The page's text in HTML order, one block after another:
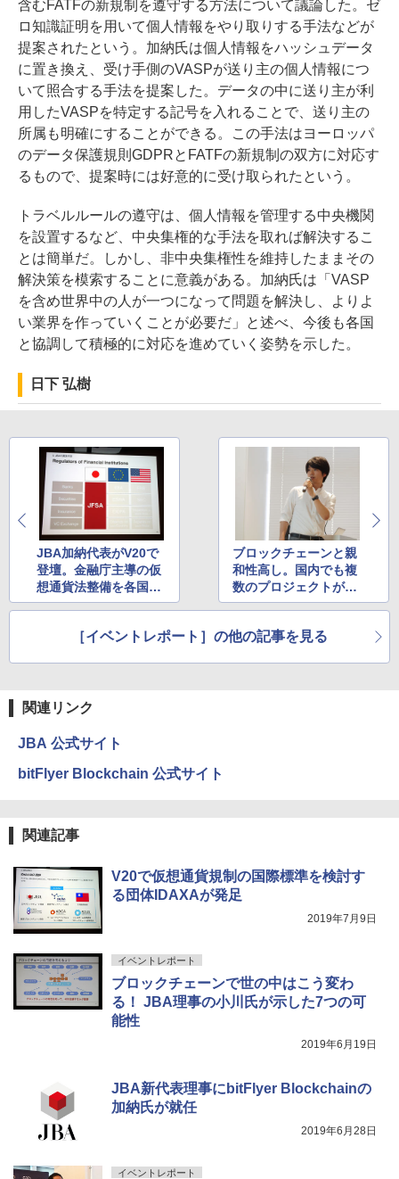
含むFATFの新規制を遵守する方法について議論した。ゼ
ロ知識証明を用いて個人情報をやり取りする手法などが
提案されたという。加納氏は個人情報をハッシュデータ
に置き換え、受け手側のVASPが送り主の個人情報につ
いて照合する手法を提案した。データの中に送り主が利
用したVASPを特定する記号を入れることで、送り主の
所属も明確にすることができる。この手法はヨーロッパ
のデータ保護規則GDPRとFATFの新規制の双方に対応す
るもので、提案時には好意的に受け取られたという。
トラベルルールの遵守は、個人情報を管理する中央機関
を設置するなど、中央集権的な手法を取れば解決するこ
とは簡単だ。しかし、非中央集権性を維持したままその
解決策を模索することに意義がある。加納氏は「VASP
を含め世界中の人が一つになって問題を解決し、よりよ
い業界を作っていくことが必要だ」と述べ、今後も各国
と協調して積極的に対応を進めていく姿勢を示した。
日下 弘樹
JBA加納代表がV20で
登壇。金融庁主導の仮
想通貨法整備を各国に
説明
ブロックチェーンと親
和性高し。国内でも複
数のプロジェクトが進
むアイデンティティ領
［イベントレポート］の他の記事を見る
関連リンク
JBA 公式サイト
bitFlyer Blockchain 公式サイト
関連記事
V20で仮想通貨規制の国際標準を検討す
る団体IDAXAが発足
2019年7月9日
イベントレポート
ブロックチェーンで世の中はこう変わ
る！ JBA理事の小川氏が示した7つの可
能性
2019年6月19日
JBA新代表理事にbitFlyer Blockchainの
加納氏が就任
2019年6月28日
イベントレポート